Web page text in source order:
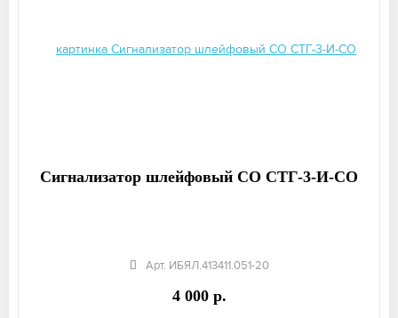
Сигнализатор шлейфовый СО СТГ-3-И-СО
Арт. ИБЯЛ.413411.051-20
4 000 р.